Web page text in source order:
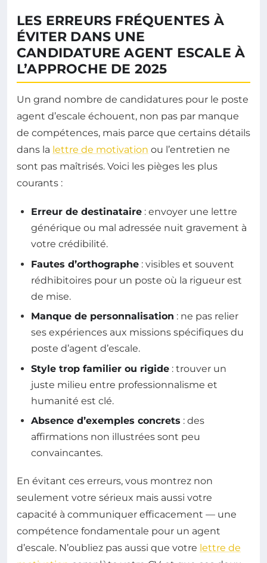
LES ERREURS FRÉQUENTES À
ÉVITER DANS UNE
CANDIDATURE AGENT ESCALE À
L’APPROCHE DE 2025
Un grand nombre de candidatures pour le poste
agent d’escale échouent, non pas par manque
de compétences, mais parce que certains détails
dans la lettre de motivation ou l’entretien ne
sont pas maîtrisés. Voici les pièges les plus
courants :
Erreur de destinataire : envoyer une lettre
générique ou mal adressée nuit gravement à
votre crédibilité.
Fautes d’orthographe : visibles et souvent
rédhibitoires pour un poste où la rigueur est
de mise.
Manque de personnalisation : ne pas relier
ses expériences aux missions spécifiques du
poste d’agent d’escale.
Style trop familier ou rigide : trouver un
juste milieu entre professionnalisme et
humanité est clé.
Absence d’exemples concrets : des
affirmations non illustrées sont peu
convaincantes.
En évitant ces erreurs, vous montrez non
seulement votre sérieux mais aussi votre
capacité à communiquer efficacement — une
compétence fondamentale pour un agent
d’escale. N’oubliez pas aussi que votre lettre de